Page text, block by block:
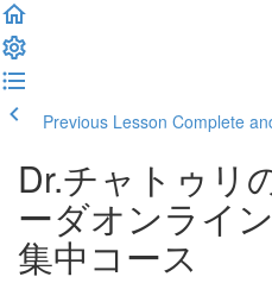
Previous Lesson Complete
Dr.チャトゥリ
ーダオンライ
集中コース